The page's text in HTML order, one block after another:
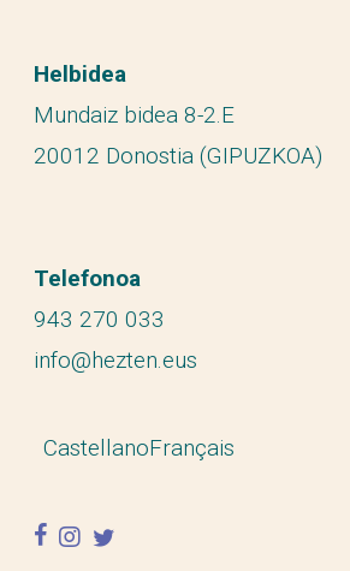
Helbidea
Mundaiz bidea 8-2.E
20012 Donostia (GIPUZKOA)
Telefonoa
943 270 033
info@hezten.eus
CastellanoFrançais
facebook
instagram
twitter